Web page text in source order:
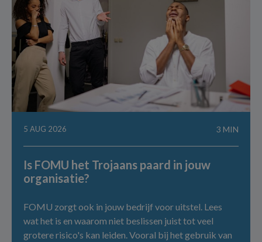
5 AUG 2026 3 MIN
Is FOMU het Trojaans paard in jouw
organisatie?
FOMU zorgt ook in jouw bedrijf voor uitstel. Lees
wat het is en waarom niet beslissen juist tot veel
grotere risico's kan leiden. Vooral bij het gebruik van